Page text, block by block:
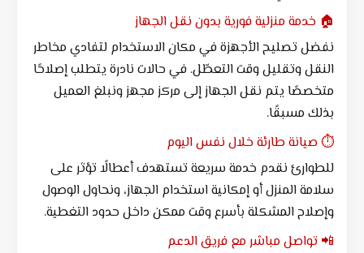
🏠 خدمة منزلية فورية بدون نقل الجهاز
نفضل تصليح الأجهزة في مكان الاستخدام لتفادي مخاطر
النقل وتقليل وقت التعطّل. في حالات نادرة يتطلب إصلاحًا
متخصصًا يتم نقل الجهاز إلى مركز مجهز ونبلغ العميل
بذلك مسبقًا.
⏱️ صيانة طارئة خلال نفس اليوم
للطوارئ نقدم خدمة سريعة تستهدف أعطالًا تؤثر على
سلامة المنزل أو إمكانية استخدام الجهاز، ونحاول الوصول
وإصلاح المشكلة بأسرع وقت ممكن داخل حدود التغطية.
📲 تواصل مباشر مع فريق الدعم